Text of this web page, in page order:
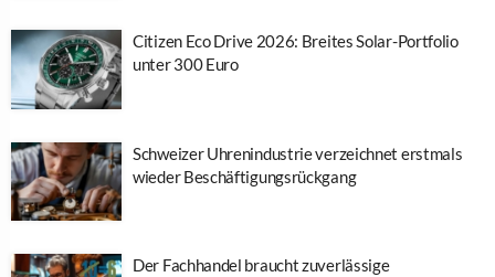
Citizen Eco Drive 2026: Breites Solar-Portfolio
unter 300 Euro
Schweizer Uhrenindustrie verzeichnet erstmals
wieder Beschäftigungsrückgang
Der Fachhandel braucht zuverlässige